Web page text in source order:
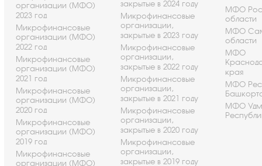
организации (МФО)
2023 год
Микрофинансовые
организации (МФО)
2022 год
Микрофинансовые
организации (МФО)
2021 год
Микрофинансовые
организации (МФО)
2020 год
Микрофинансовые
организации (МФО)
2019 год
Микрофинансовые
организации (МФО)
закрытые в 2024 году
Микрофинансовые
организации,
закрытые в 2023 году
Микрофинансовые
организации,
закрытые в 2022 году
Микрофинансовые
организации,
закрытые в 2021 году
Микрофинансовые
организации,
закрытые в 2020 году
Микрофинансовые
организации,
закрытые в 2019 году
МФО
области
МФО
области
МФО
края
МФО
МФО